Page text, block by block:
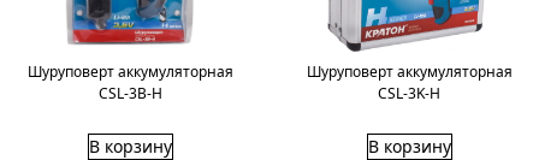
Шуруповерт аккумуляторная
CSL-3B-H
В корзину
Шуруповерт аккумуляторная
CSL-3K-H
В корзину